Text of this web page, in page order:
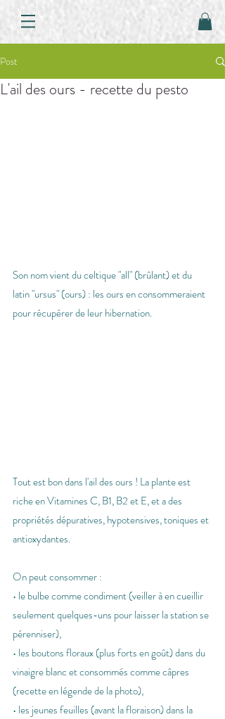
Post
L'ail des ours - recette du pesto
Son nom vient du celtique "all" (brûlant) et du
latin "ursus" (ours) : les ours en consommeraient
pour récupérer de leur hibernation.
Tout est bon dans l'ail des ours ! La plante est
riche en Vitamines C, B1, B2 et E, et a des
propriétés dépuratives, hypotensives, toniques et
antioxydantes.
On peut consommer :
• le bulbe comme condiment (veiller à en cueillir
seulement quelques-uns pour laisser la station se
pérenniser),
• les boutons floraux (plus forts en goût) dans du
vinaigre blanc et consommés comme câpres
(recette en légende de la photo),
• les jeunes feuilles (avant la floraison) dans la